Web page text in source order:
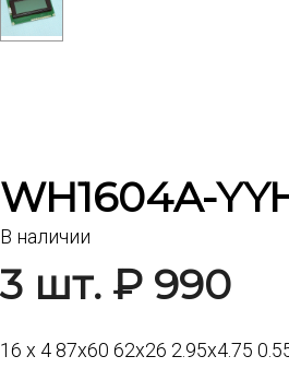
WH1604A-
В наличии
3 шт. ₽ 990
16 x 4 87x60 62x26 2.95x4.75